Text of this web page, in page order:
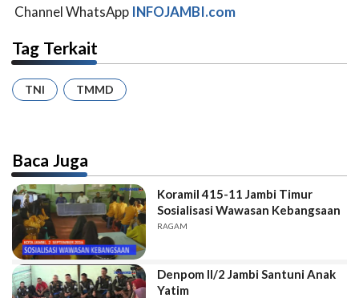
Channel WhatsApp INFOJAMBI.com
Tag Terkait
TNI TMMD
Baca Juga
Koramil 415-11 Jambi Timur
Sosialisasi Wawasan Kebangsaan
RAGAM
Denpom II/2 Jambi Santuni Anak
Yatim